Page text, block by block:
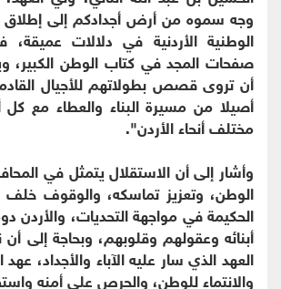
وجه سموه من أرض أجدادكم إلى
الوطنية الأردنية في دلالات عميقة،
صفحات المجد في كتاب الوطن الكبير،
أن تروى قصص بطولاتهم للأجيال
أصيلا من مسيرة البناء والعطاء مع كل
مختلف أنحاء الأردن".
وأشار إلى أن الاستقلال يتمثل في
الوطن، وتعزيز تماسكه، والوقوف خلف
الحكيمة في مواجهة التحديات، والأردن
أبنائه وعقولهم وقلوبهم، وبحاجة إلى
العهد الذي سار عليه الآباء والأجداد،
والانتماء للوطن، والحرص على أمنه